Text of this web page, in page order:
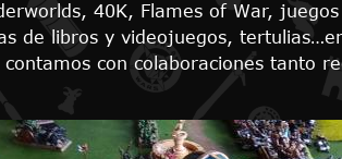
40K, Flames of War,
de libros y videojuegos,
con colaboraciones tanto